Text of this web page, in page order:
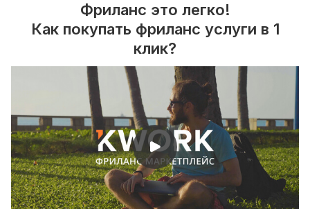
Фриланс это легко!
Как покупать фриланс услуги в 1
клик?